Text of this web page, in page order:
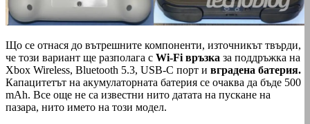
Що се отнася до вътрешните компоненти, източникът твърди,
че този вариант ще разполага с Wi-Fi връзка за поддръжка на
Xbox Wireless, Bluetooth 5.3, USB-C порт и вградена батерия.
Капацитетът на акумулаторната батерия се очаква да бъде 500
mAh. Все още не са известни нито датата на пускане на
пазара, нито името на този модел.